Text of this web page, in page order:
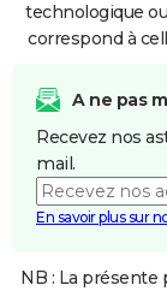
technologique
correspond à
A ne pas
Recevez nos
mail.
En savoir plus sur
NB : La présente